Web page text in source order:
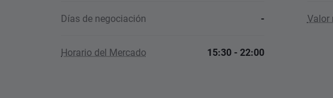
Días de negociación - Valor
Horario del Mercado 15:30 - 22:00